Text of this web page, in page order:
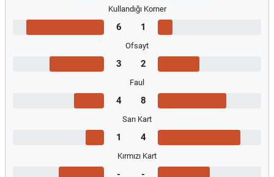
Kullandığı Korner
6 1
Ofsayt
3 2
Faul
4 8
Sarı Kart
1 4
Kırmızı Kart
- -